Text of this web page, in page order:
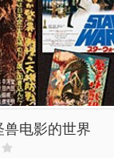
电影的世界